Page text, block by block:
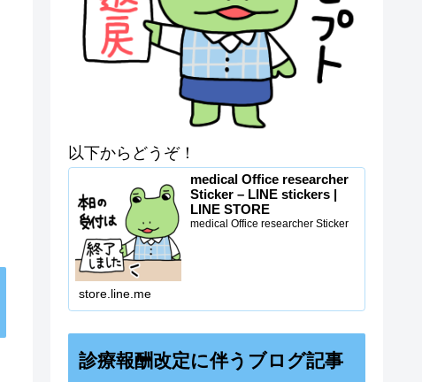
以下からどうぞ！
medical Office researcher
Sticker – LINE stickers |
LINE STORE
medical Office researcher Sticker
store.line.me
診療報酬改定に伴うブログ記事